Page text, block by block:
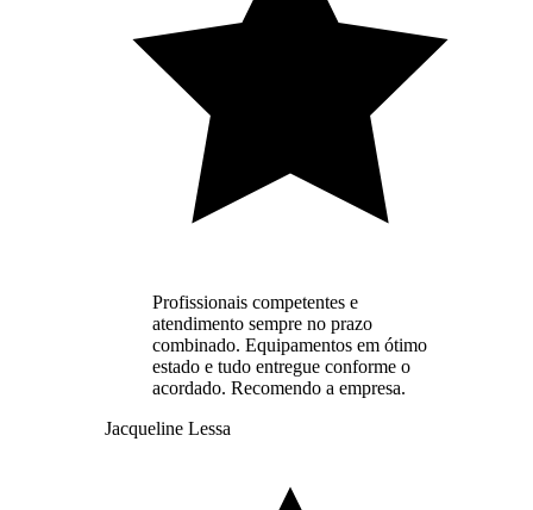
Profissionais competentes e
atendimento sempre no prazo
combinado. Equipamentos em ótimo
estado e tudo entregue conforme o
acordado. Recomendo a empresa.
Jacqueline Lessa